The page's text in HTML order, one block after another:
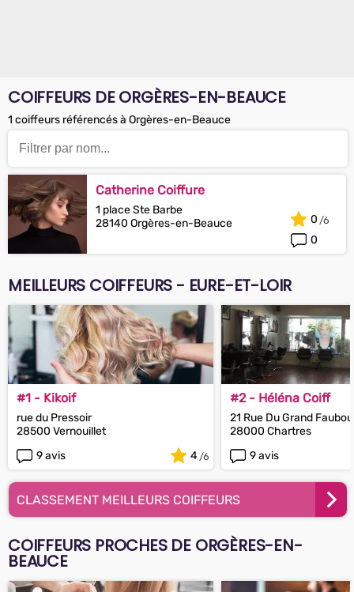
COIFFEURS DE ORGÈRES-EN-BEAUCE
1 coiffeurs référencés à Orgères-en-Beauce
Catherine Coiffure
1 place Ste Barbe
28140 Orgères-en-Beauce
0
0
MEILLEURS COIFFEURS - EURE-ET-LOIR
#1 - Kikoif
rue du Pressoir
28500 Vernouillet
9 avis
4
#2 - Héléna Coiff
21 Rue Du Grand
28000 Chartres
9 avis
CLASSEMENT MEILLEURS COIFFEURS
COIFFEURS PROCHES DE ORGÈRES-EN-
BEAUCE